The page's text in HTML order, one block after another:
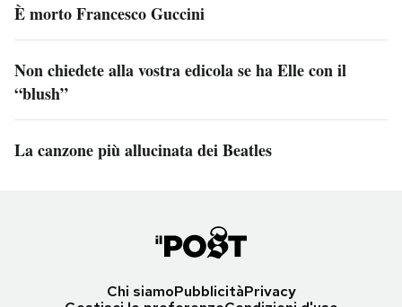
È morto Francesco Guccini
Non chiedete alla vostra edicola se ha Elle con il
“blush”
La canzone più allucinata dei Beatles
Chi siamoPubblicitàPrivacy